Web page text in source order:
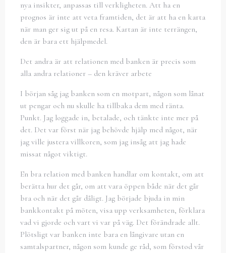
nya insikter, anpassas till verkligheten. Att ha en
prognos är inte att veta framtiden, det är att ha en karta
när man ger sig ut på en resa. Kartan är inte terrängen,
den är bara ett hjälpmedel.
Det andra är att relationen med banken är precis som
alla andra relationer – den kräver arbete
I början såg jag banken som en motpart, någon som lånat
ut pengar och nu skulle ha tillbaka dem med ränta.
Punkt. Jag loggade in, betalade, och tänkte inte mer på
det. Det var först när jag behövde hjälp med något, när
jag ville justera villkoren, som jag insåg att jag hade
missat något viktigt.
En bra relation med banken handlar om kontakt, om att
berätta hur det går, om att vara öppen både när det går
bra och när det går dåligt. Jag började bjuda in min
bankkontakt på möten, visa upp verksamheten, förklara
vad vi gjorde och vart vi var på väg. Det förändrade allt.
Plötsligt var banken inte bara en långivare utan en
samtalspartner, någon som kunde ge råd, som förstod vår